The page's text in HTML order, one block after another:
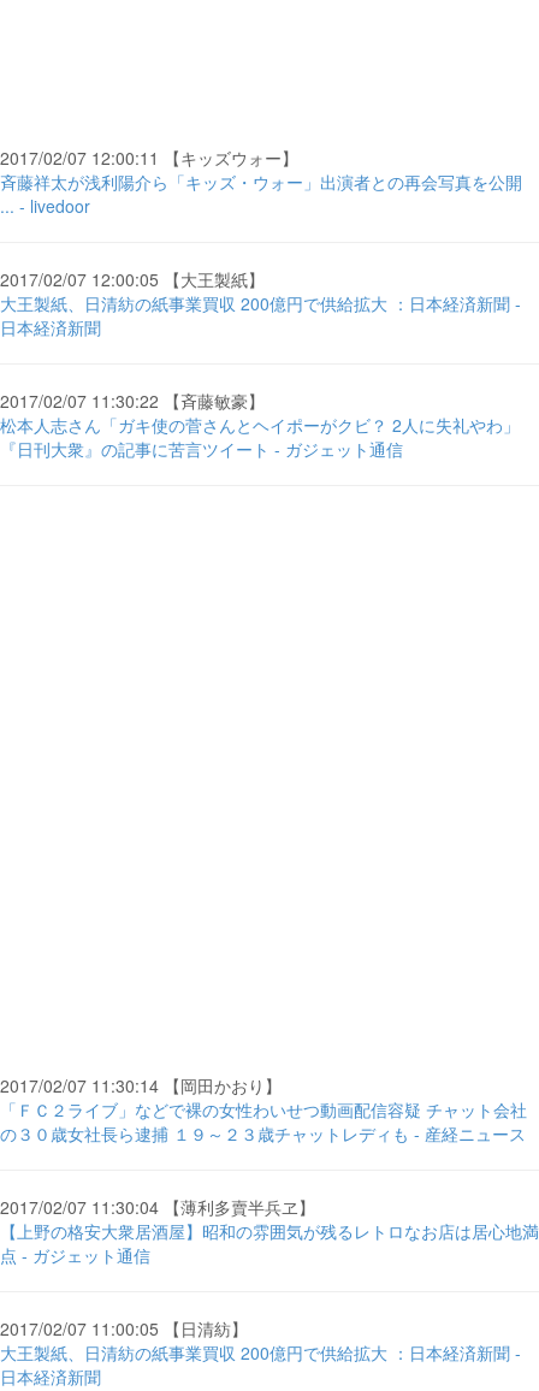
2017/02/07 12:00:11 【キッズウォー】
斉藤祥太が浅利陽介ら「キッズ・ウォー」出演者との再会写真を公開
... - livedoor
2017/02/07 12:00:05 【大王製紙】
大王製紙、日清紡の紙事業買収 200億円で供給拡大 ：日本経済新聞 -
日本経済新聞
2017/02/07 11:30:22 【斉藤敏豪】
松本人志さん「ガキ使の菅さんとヘイポーがクビ？ 2人に失礼やわ」
『日刊大衆』の記事に苦言ツイート - ガジェット通信
2017/02/07 11:30:14 【岡田かおり】
「ＦＣ２ライブ」などで裸の女性わいせつ動画配信容疑 チャット会社
の３０歳女社長ら逮捕 １９～２３歳チャットレディも - 産経ニュース
2017/02/07 11:30:04 【薄利多賣半兵ヱ】
【上野の格安大衆居酒屋】昭和の雰囲気が残るレトロなお店は居心地満
点 - ガジェット通信
2017/02/07 11:00:05 【日清紡】
大王製紙、日清紡の紙事業買収 200億円で供給拡大 ：日本経済新聞 -
日本経済新聞